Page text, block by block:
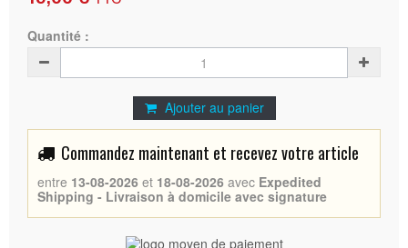
Quantité :
Ajouter au panier
Commandez maintenant et recevez votre article
entre 13-08-2026 et 18-08-2026 avec Expedited
Shipping - Livraison à domicile avec signature